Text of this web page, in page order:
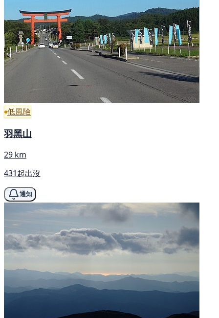
低風險
羽黑山
29 km
431起出沒
通知